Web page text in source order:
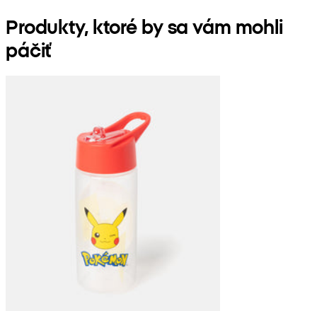
Produkty, ktoré by sa vám mohli
páčiť